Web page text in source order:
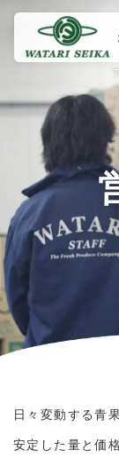
私たちの強み
事業紹介
お知らせ
採用情報
日々変動する青
安定した量と価